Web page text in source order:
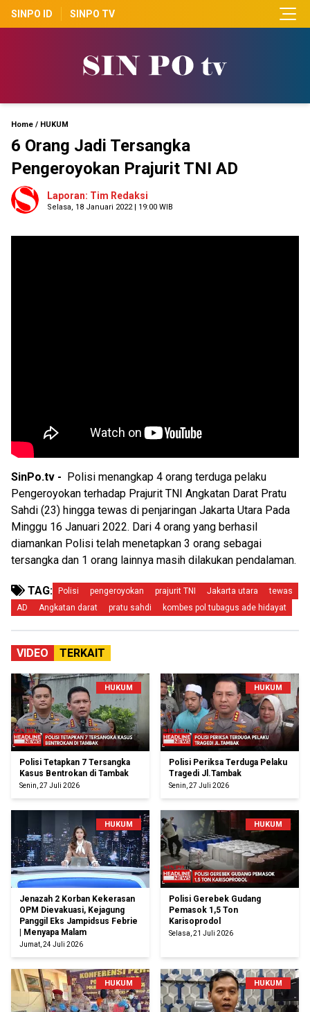
SINPO ID SINPO TV
Home / HUKUM
6 Orang Jadi Tersangka
Pengeroyokan Prajurit TNI AD
Laporan: Tim Redaksi
Selasa, 18 Januari 2022 | 19:00 WIB
SinPo.tv -
Polisi menangkap 4 orang terduga pelaku
Pengeroyokan terhadap Prajurit TNI Angkatan Darat Pratu
Sahdi (23) hingga tewas di penjaringan Jakarta Utara Pada
Minggu 16 Januari 2022. Dari 4 orang yang berhasil
diamankan Polisi telah menetapkan 3 orang sebagai
tersangka dan 1 orang lainnya masih dilakukan pendalaman.
TAG: Polisi pengeroyokan prajurit TNI Jakarta utara
tewas
AD
Angkatan darat pratu sahdi kombes pol tubagus ade hidayat
VIDEO TERKAIT
HUKUM
Polisi Tetapkan 7 Tersangka
Kasus Bentrokan di Tambak
Senin, 27 Juli 2026
HUKUM
Polisi Periksa Terduga Pelaku
Tragedi Jl.Tambak
Senin, 27 Juli 2026
HUKUM
Jenazah 2 Korban Kekerasan
OPM Dievakuasi, Kejagung
Panggil Eks Jampidsus Febrie
| Menyapa Malam
Jumat, 24 Juli 2026
HUKUM
Polisi Gerebek Gudang
Pemasok 1,5 Ton
Karisoprodol
Selasa, 21 Juli 2026
HUKUM HUKUM